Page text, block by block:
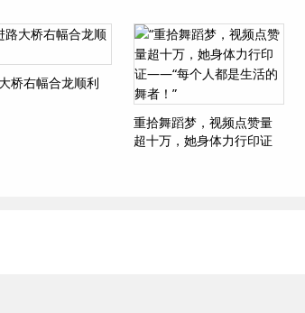
桥右幅合龙顺利
重拾舞蹈梦，视频点赞量
超十万，她身体力行印证